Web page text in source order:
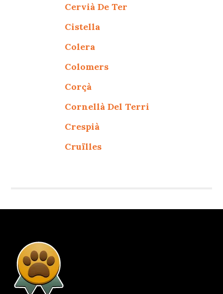
Cervià De Ter
Cistella
Colera
Colomers
Corçà
Cornellà Del Terri
Crespià
Cruïlles